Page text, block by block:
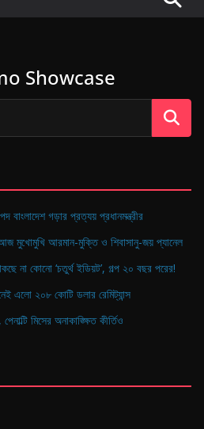
Showcase
বাংলাদেশ গড়ার প্রত্যয় প্রধানমন্ত্রীর
আজ মুখোমুখি আরমান-মুক্তি ও শিবাসানু-জয় প্যানেল
না কোনো ‘চতুর্থ ইডিয়ট’, গল্প ২০ বছর পরের!
এলো ২০৮ কোটি ডলার রেমিট্যান্স
মিসের অনাকাঙ্ক্ষিত কীর্তিও